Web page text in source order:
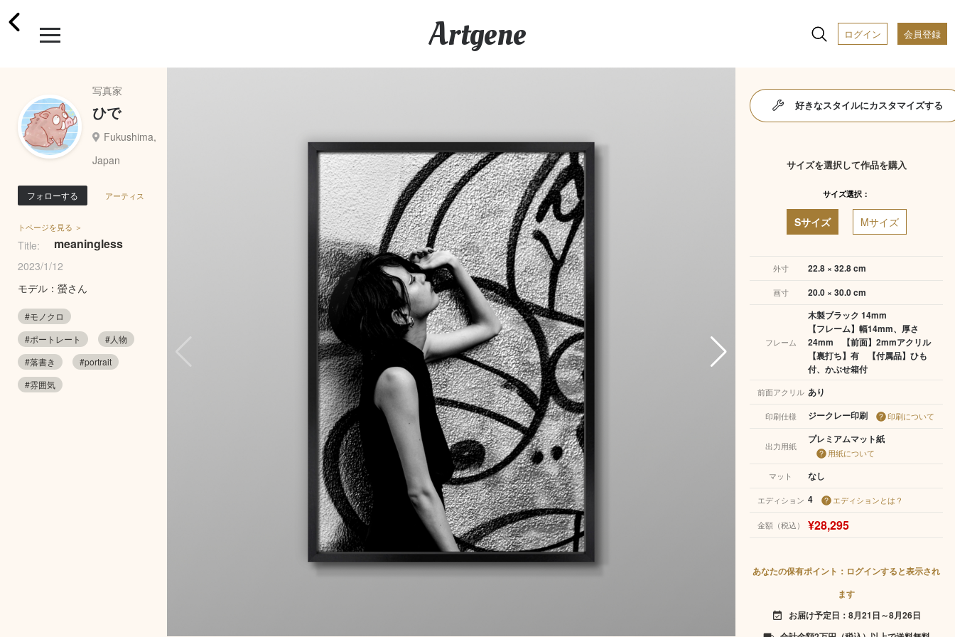
Artgene ログイン 会員登録
写真家
ひで
Fukushima,
Japan
フォローする アーティス
トページを見る ＞
Title: meaningless
2023/1/12
モデル：螢さん
#モノクロ
#ポートレート
#人物
#落書き
#portrait
#雰囲気
好きなスタイルにカスタマイズする
サイズを選択して作品を購入
サイズ選択：
Sサイズ Mサイズ
外寸 22.8 × 32.8 cm
画寸 20.0 × 30.0 cm
フレーム
木製ブラック 14mm
【フレーム】幅14mm、厚さ
24mm 【前面】2mmアクリル
【裏打ち】有 【付属品】ひも
付、かぶせ箱付
前面アクリル あり
印刷仕様 ジークレー印刷 印刷について
出力用紙
プレミアムマット紙
用紙について
マット
なし
エディション 4 エディションとは？
金額（税込） ¥28,295
あなたの保有ポイント：ログインすると表示され
ます
event_available お届け予定日：8月21日～8月26日